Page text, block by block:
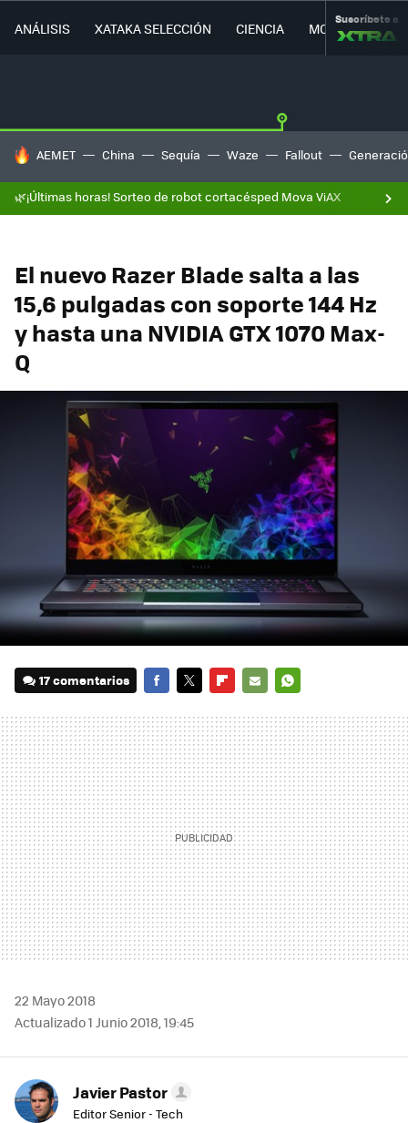
ANÁLISIS XATAKA SELECCIÓN CIENCIA MOVILIDAD
Suscríbete a
HOY SE HABLA DE
AEMET China Sequía Waze Fallout
🌿¡Últimas horas! Sorteo de robot cortacésped Mova ViAX
El nuevo Razer Blade salta a las
15,6 pulgadas con soporte 144 Hz
y hasta una NVIDIA GTX 1070 Max-
Q
17 comentarios
MAIL
22 Mayo 2018
Actualizado 1 Junio 2018, 19:45
Javier Pastor
Editor Senior - Tech